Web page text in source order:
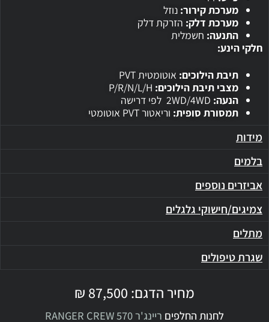
מערכת קירור: נוזל
מערכת דלק: הזרקת דלק
התנעה: חשמלית
חלקי הינע:
תיבת הילוכים: אוטומטית PVT
מצבי תיבת הילוכים:
הנעה:
תמסורת סופית: וריאטור PVT אוטומטי
מידות
בלמים
אביזרים נוספים
צמיגים/חישוקי גלגלים
מתלים
שגרת טיפולים
מחיר הדגם: 87,500 ₪
לחנות החלפים ריינג'ר RANGER CREW 570